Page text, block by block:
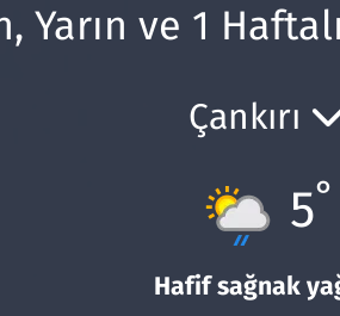
Yarın ve 1
Çankırı
5°
Hafif sağnak